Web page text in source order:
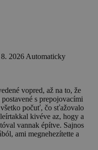
2026 Automaticky
vopred, až na to, že
s prepojovacími
počuť, čo sťažovalo
kivéve az, hogy a
vannak építve. Sajnos
ami megnehezítette a